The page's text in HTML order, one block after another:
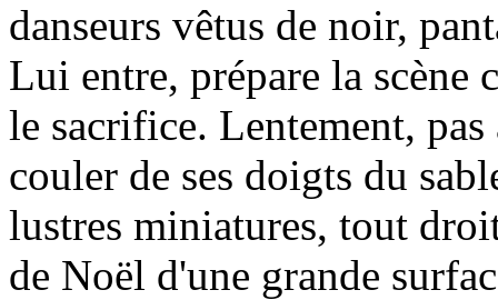
danseurs vêtus de noir,
Lui entre, prépare la scène
le sacrifice. Lentement,
couler de ses doigts du
lustres miniatures, tout
de Noël d'une grande